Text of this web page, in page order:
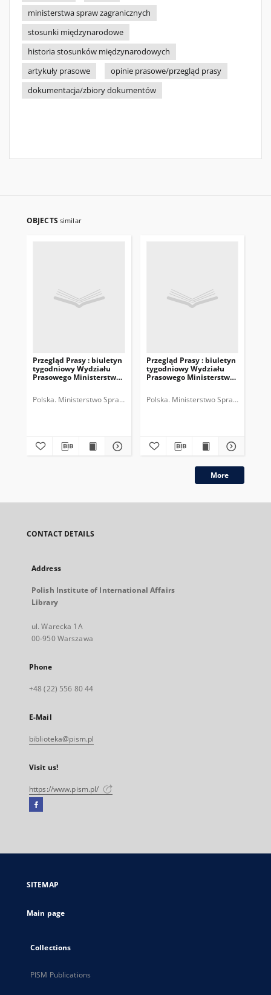
ministerstwa spraw zagranicznych
stosunki międzynarodowe
historia stosunków międzynarodowych
artykuły prasowe
opinie prasowe/przegląd prasy
dokumentacja/zbiory dokumentów
OBJECTS similar
Przegląd Prasy : biuletyn
tygodniowy Wydziału
Prasowego Ministerstwa
Polska. Ministerstwo Spraw Zagranicznych (1918-1939). Wydział
Przegląd Prasy : biuletyn
tygodniowy Wydziału
Prasowego Ministerstwa
Polska. Ministerstwo Spraw
More
CONTACT DETAILS
Address
Polish Institute of International Affairs
Library
ul. Warecka 1A
00-950 Warszawa
Phone
+48 (22) 556 80 44
E-Mail
biblioteka@pism.pl
Visit us!
https://www.pism.pl/
Facebook
open
new
SITEMAP
Main page
Collections
PISM Publications